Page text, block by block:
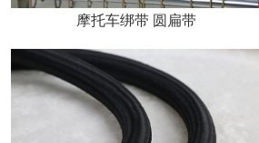
摩托车绑带 圆扁带